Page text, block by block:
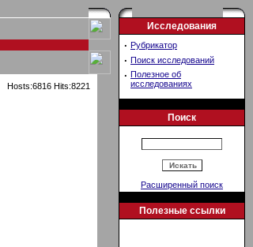
Hosts:6816 Hits:8221
Исследования
· Рубрикатор
· Поиск исследований
· Полезное об
исследованиях
Поиск
Расширенный поиск
Полезные ссылки